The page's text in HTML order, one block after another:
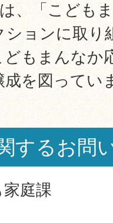
、「こども
ションに取り
もまんなか
成を図ってい
するお問
庭課